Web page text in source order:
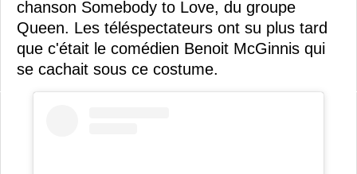
chanson Somebody to Love, du groupe
Queen. Les téléspectateurs ont su plus tard
que c'était le comédien Benoit McGinnis qui
se cachait sous ce costume.